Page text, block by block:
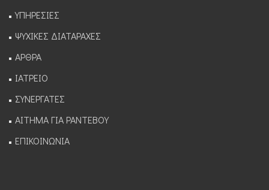
ΥΠΗΡΕΣΙΕΣ
ΨΥΧΙΚΕΣ ΔΙΑΤΑΡΑΧΕΣ
ΑΡΘΡΑ
ΙΑΤΡΕΙΟ
ΣΥΝΕΡΓΑΤΕΣ
ΑΙΤΗΜΑ ΓΙΑ ΡΑΝΤΕΒΟΥ
ΕΠΙΚΟΙΝΩΝΙΑ